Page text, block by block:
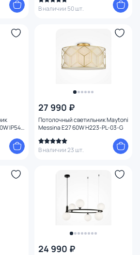
В наличии 50 шт.
IP54
27 990 ₽
Потолочный светильник Maytoni
Messina E27 60W H223-PL-03-G
В наличии 23 шт.
24 990 ₽